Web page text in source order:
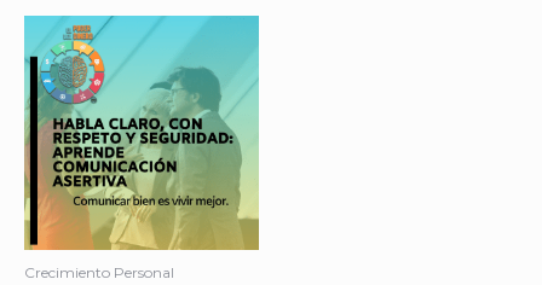
Crecimiento Personal